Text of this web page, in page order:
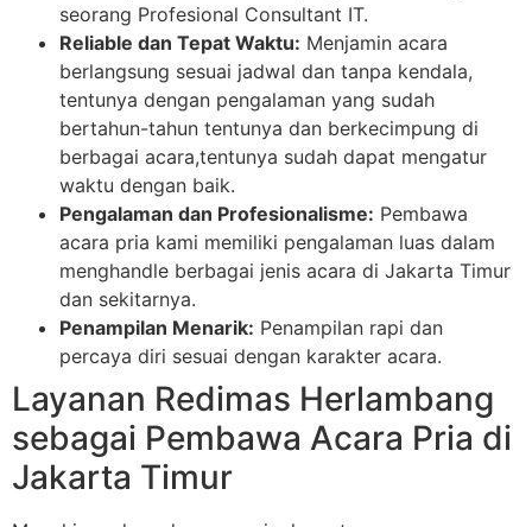
seorang Profesional Consultant IT.
Reliable dan Tepat Waktu: Menjamin acara
berlangsung sesuai jadwal dan tanpa kendala,
tentunya dengan pengalaman yang sudah
bertahun-tahun tentunya dan berkecimpung di
berbagai acara,tentunya sudah dapat mengatur
waktu dengan baik.
Pengalaman dan Profesionalisme: Pembawa
acara pria kami memiliki pengalaman luas dalam
menghandle berbagai jenis acara di Jakarta Timur
dan sekitarnya.
Penampilan Menarik: Penampilan rapi dan
percaya diri sesuai dengan karakter acara.
Layanan Redimas Herlambang
sebagai Pembawa Acara Pria di
Jakarta Timur